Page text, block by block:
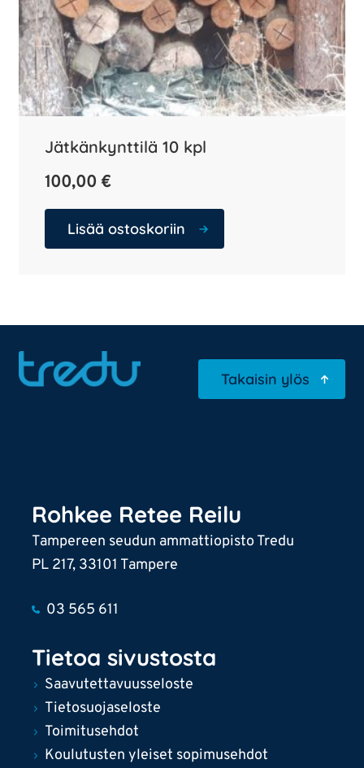
Jätkänkynttilä 10 kpl
100,00 €
Lisää ostoskoriin
Takaisin ylös
Rohkee Retee Reilu
Tampereen seudun ammattiopisto Tredu
PL 217, 33101 Tampere
03 565 611
Tietoa sivustosta
Saavutettavuusseloste
Tietosuojaseloste
Toimitusehdot
Koulutusten yleiset sopimusehdot